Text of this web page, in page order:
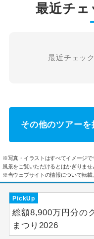
最近チェ
最近チェッ
その他のツアーを
※写真・イラストはすべてイメージ
風景をご覧いただけるとはかぎりませ
※当ウェブサイトの情報について転載
PickUp
総額8,900万円分の
まつり2026